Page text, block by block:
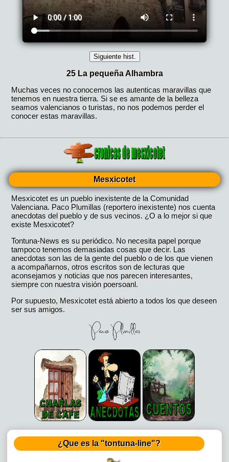
Mesxicotet
Mesxicotet es un pueblo inexistente de la Comunidad
Valenciana. Paco Plumillas (reportero inexistente) nos cuenta
anecdotas del pueblo y de sus vecinos. ¿O a lo mejor si que
existe Mesxicotet?
Tontuna-News es su periódico. No necesita papel porque
tampoco tenemos demasiadas cosas que decir. Las
anecdotas son las de la gente del pueblo o de los que vienen
a acompañarnos, otros escritos son de lecturas que
aconsejamos y noticias que nos parecen interesantes,
siempre con nuestra visión poersoanl.
Por supuesto, Mesxicotet está abierto a todos los que deseen
ser sus amigos.
¿Que es la "tontuna-line"?